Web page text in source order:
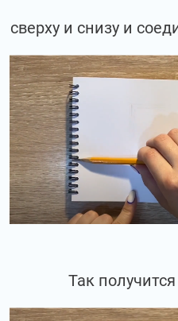
сверху и снизу и
Так